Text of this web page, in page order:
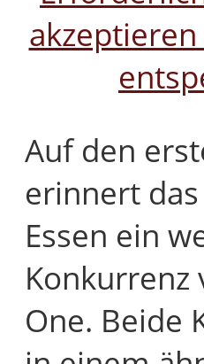
Auf den
erinnert
Essen ein
Konkurrenz
One. Beide